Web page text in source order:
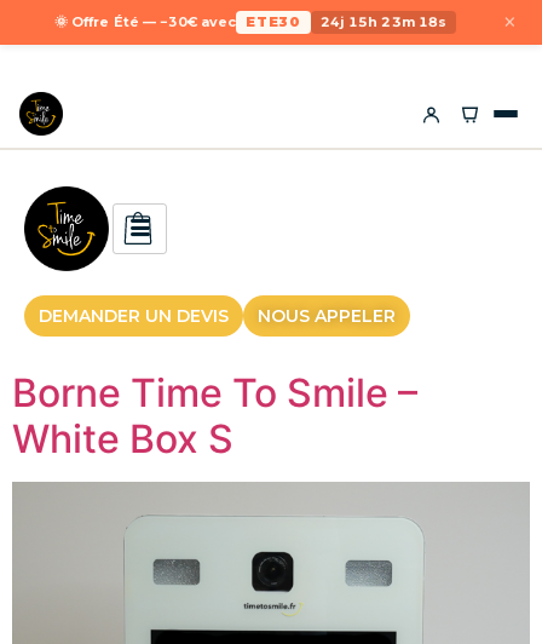
🌞 Offre Été — −30€ avec ETE30 24j 15h 23m 18s ×
DEMANDER UN DEVIS NOUS APPELER
Borne Time To Smile –
White Box S